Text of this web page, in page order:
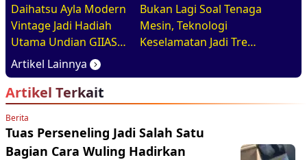
Daihatsu Ayla Modern
Vintage Jadi Hadiah
Utama Undian GIIAS
2026, Basisnya Varian
Terlaris
Bukan Lagi Soal Tenaga
Mesin, Teknologi
Keselamatan Jadi Tren
Artikel Lainnya
Artikel Terkait
Berita
Tuas Perseneling Jadi Salah Satu
Bagian Cara Wuling Hadirkan